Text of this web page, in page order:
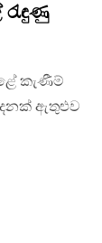
කැණීම්
ඇතුළුව